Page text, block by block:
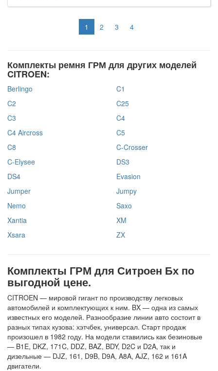
1 2 3 4
Комплекты ремня ГРМ для других моделей
CITROEN:
Berlingo
C1
C2
C25
C3
C4
C4 Aircross
C5
C8
C-Crosser
C-Elysee
DS3
DS4
Evasion
Jumper
Jumpy
Nemo
Saxo
Xantia
XM
Xsara
ZX
Комплекты ГРМ для Ситроен Бх по
выгодной цене.
CITROEN — мировой гигант по производству легковых
автомобилей и комплектующих к ним. BX — одна из самых
известных его моделей. Разнообразие линии авто состоит в
разных типах кузова: хэтчбек, универсал. Старт продаж
произошел в 1982 году. На модели ставились как безиновые
— B1E, DKZ, 171C, DDZ, BAZ, BDY, D2C и D2A, так и
дизельные — DJZ, 161, D9B, D9A, A8A, AJZ, 162 и 161A
двигатели.